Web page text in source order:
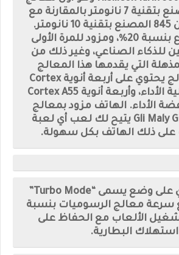
في العالم مصنع بتقنية 7 نانومتر بالمقارنة مع
سناب دراجون 845 المصنع بتقنية 10 نانومتر.
المعالج أسرع بنسبة 20%، ومزود للمرة الأولى
للذكاء الصناعي، وغير ذلك من
التي يقدمها هذا المعالج
الجديد. المعالج يحتوي على أربعة أنوية Cortex
A76 لمهام عالية الأداء، وأربعة أنوية Cortex A55
الأداء. الهاتف مزود بمعالج
رسوميات Gli Maly G76 يتيح لك لعب أي لعبة
على ذلك الهاتف بكل سهولة.
الهاتف يحتوي على وضع يسمى “Turbo Mode”
سرعة معالج الرسوميات بنسبة
تشغيل الألعاب مع الحفاظ على
استهلاك البطارية.